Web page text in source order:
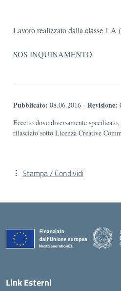
Lavoro realizzato dalla classe 1 A
SOS INQUINAMENTO
Pubblicato: 08.06.2016 - Revisione:
Eccetto dove diversamente
rilasciato sotto Licenza Creative
Stampa / Condividi
Link Esterni